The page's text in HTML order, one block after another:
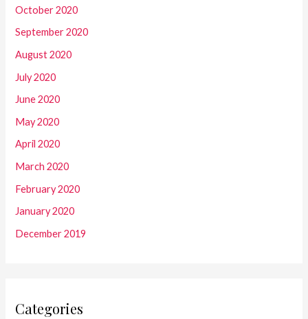
October 2020
September 2020
August 2020
July 2020
June 2020
May 2020
April 2020
March 2020
February 2020
January 2020
December 2019
Categories